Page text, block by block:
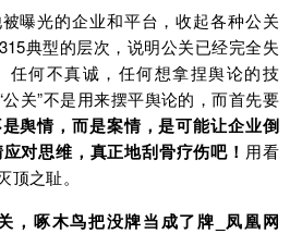
曝光的企业和平台，收起各种公关
典型的层次，说明公关已经完全失
任何不真诚，任何想拿捏舆论的技
关”不是用来摆平舆论的，而首先要
舆情，而是案情，是可能让企业倒
对思维，真正地刮骨疗伤吧！ 用看
之耻。
，啄木鸟把没牌当成了牌_凤凰网